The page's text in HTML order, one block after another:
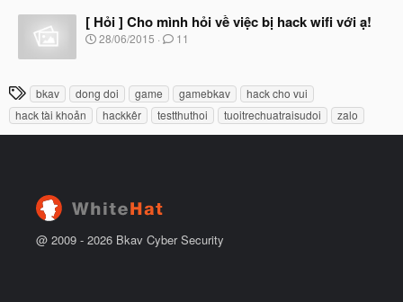
ầ
u
à
y
b
đ
ầ
u
[ Hỏi ] Cho mình hỏi về việc bị hack wifi với ạ!
N
b
ắ
t
đ
28/06/2015 11
T
h
ẻ
bkav dong doi game gamebkav
hack cho vui
hack tài khoản
hackkêr testthuthoi tuoitrechuatraisudoi zalo
@ 2009 - 2026 Bkav Cyber Security